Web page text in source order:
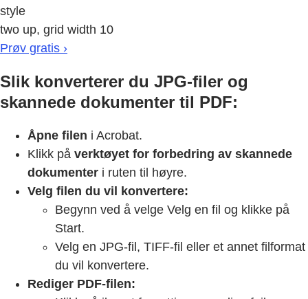
style
two up, grid width 10
Prøv gratis ›
Slik konverterer du JPG-filer og
skannede dokumenter til PDF:
Åpne filen i Acrobat.
Klikk på verktøyet for forbedring av skannede
dokumenter i ruten til høyre.
Velg filen du vil konvertere:
Begynn ved å velge Velg en fil og klikke på
Start.
Velg en JPG-fil, TIFF-fil eller et annet filformat
du vil konvertere.
Rediger PDF-filen: